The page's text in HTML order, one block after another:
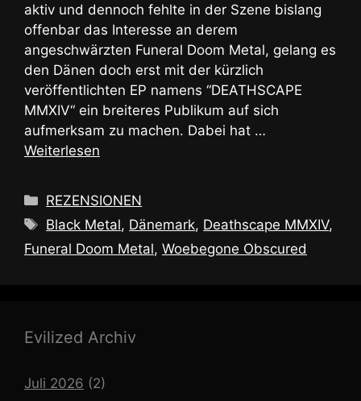
aktiv und dennoch fehlte in der Szene bislang
offenbar das Interesse an derem
angeschwärzten Funeral Doom Metal, gelang es
den Dänen doch erst mit der kürzlich
veröffentlichten EP namens “DEATHSCAPE
MMXIV“ ein breiteres Publikum auf sich
aufmerksam zu machen. Dabei hat …
Weiterlesen
Kategorien
REZENSIONEN
Schlagwörter
Black Metal, Dänemark, Deathscape MMXIV,
Funeral Doom Metal, Woebegone Obscured
Evilized Archiv
Juli 2026 (2)